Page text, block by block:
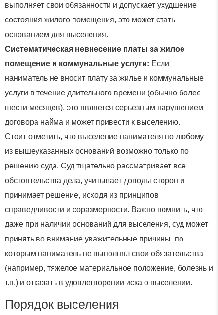
выполняет свои обязанности и допускает ухудшение
состояния жилого помещения, это может стать
основанием для выселения.
Систематическая невнесение платы за жилое
помещение и коммунальные услуги: Если
наниматель не вносит плату за жилье и коммунальные
услуги в течение длительного времени (обычно более
шести месяцев), это является серьезным нарушением
договора найма и может привести к выселению.
Стоит отметить, что выселение нанимателя по любому
из вышеуказанных оснований возможно только по
решению суда. Суд тщательно рассматривает все
обстоятельства дела, учитывает доводы сторон и
принимает решение, исходя из принципов
справедливости и соразмерности. Важно помнить, что
даже при наличии оснований для выселения, суд может
принять во внимание уважительные причины, по
которым наниматель не выполнял свои обязательства
(например, тяжелое материальное положение, болезнь и
т.п.) и отказать в удовлетворении иска о выселении.
Порядок выселения